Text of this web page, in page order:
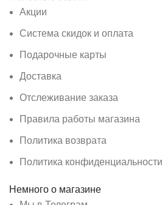
Акции
Система скидок и оплата
Подарочные карты
Доставка
Отслеживание заказа
Правила работы магазина
Политика возврата
Политика конфиденциальности
Немного о магазине